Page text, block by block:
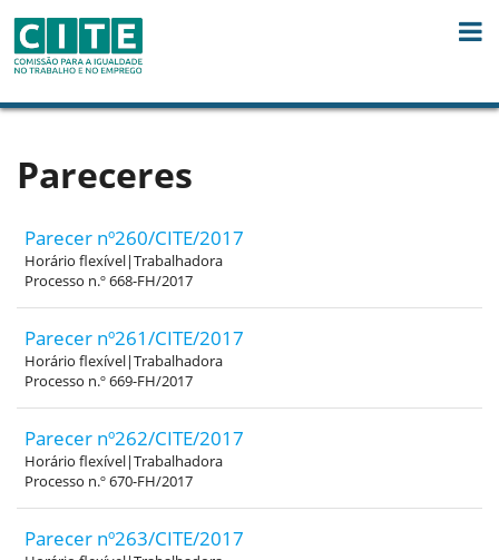
Pareceres
Parecer nº260/CITE/2017
Horário flexível|Trabalhadora
Processo n.º 668-FH/2017
Parecer nº261/CITE/2017
Horário flexível|Trabalhadora
Processo n.º 669-FH/2017
Parecer nº262/CITE/2017
Horário flexível|Trabalhadora
Processo n.º 670-FH/2017
Parecer nº263/CITE/2017